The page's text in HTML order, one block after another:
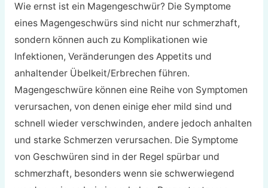
Wie ernst ist ein Magengeschwür? Die Symptome
eines Magengeschwürs sind nicht nur schmerzhaft,
sondern können auch zu Komplikationen wie
Infektionen, Veränderungen des Appetits und
anhaltender Übelkeit/Erbrechen führen.
Magengeschwüre können eine Reihe von Symptomen
verursachen, von denen einige eher mild sind und
schnell wieder verschwinden, andere jedoch anhalten
und starke Schmerzen verursachen. Die Symptome
von Geschwüren sind in der Regel spürbar und
schmerzhaft, besonders wenn sie schwerwiegend